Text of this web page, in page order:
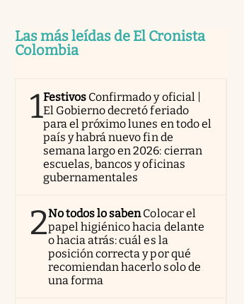
Las más leídas de El Cronista
Colombia
1Festivos Confirmado y oficial |
El Gobierno decretó feriado
para el próximo lunes en todo el
país y habrá nuevo fin de
semana largo en 2026: cierran
escuelas, bancos y oficinas
gubernamentales
2No todos lo sabenColocar el
papel higiénico hacia delante
o hacia atrás: cuál es la
posición correcta y por qué
recomiendan hacerlo solo de
una forma